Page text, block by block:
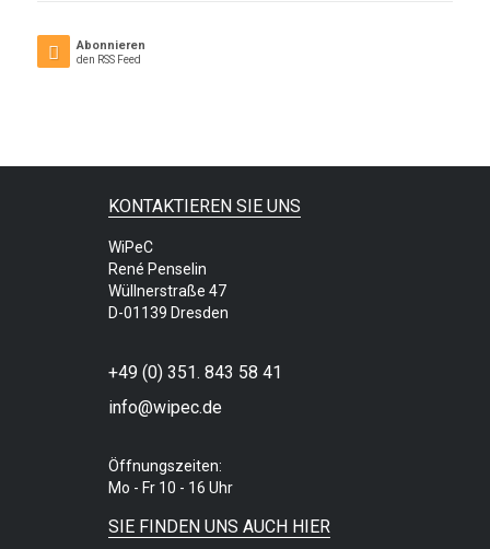
Abonnieren
den RSS Feed
KONTAKTIEREN SIE UNS
WiPeC
René Penselin
Wüllnerstraße 47
D-01139 Dresden
+49 (0) 351. 843 58 41
info@wipec.de
Öffnungszeiten:
Mo - Fr 10 - 16 Uhr
SIE FINDEN UNS AUCH HIER